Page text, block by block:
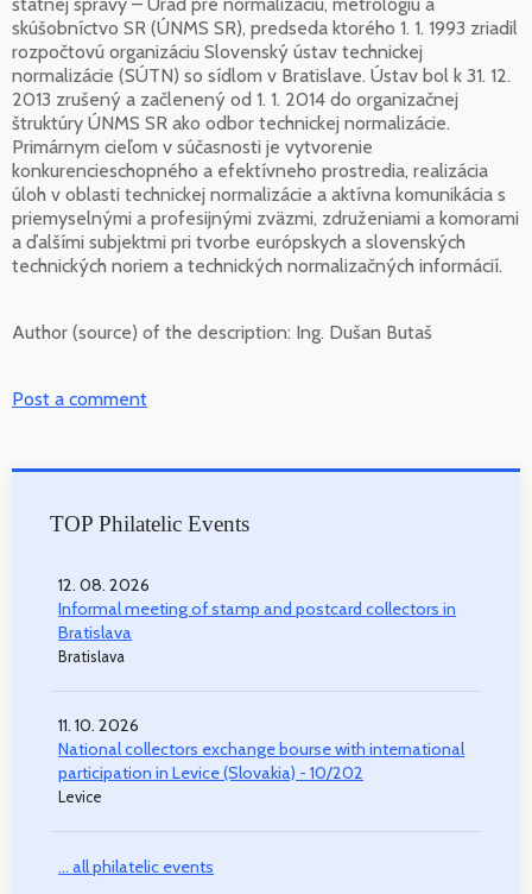
skúšobníctvo SR (ÚNMS SR), predseda ktorého 1. 1. 1993 zriadil
rozpočtovú organizáciu Slovenský ústav technickej
normalizácie (SÚTN) so sídlom v Bratislave. Ústav bol k 31. 12.
2013 zrušený a začlenený od 1. 1. 2014 do organizačnej
štruktúry ÚNMS SR ako odbor technickej normalizácie.
Primárnym cieľom v súčasnosti je vytvorenie
konkurencieschopného a efektívneho prostredia, realizácia
úloh v oblasti technickej normalizácie a aktívna komunikácia s
priemyselnými a profesijnými zväzmi, združeniami a komorami
a ďalšími subjektmi pri tvorbe európskych a slovenských
technických noriem a technických normalizačných informácií.
Author (source) of the description: Ing. Dušan Butaš
Post a comment
TOP Philatelic Events
12. 08. 2026
Informal meeting of stamp and postcard collectors in
Bratislava
Bratislava
11. 10. 2026
National collectors exchange bourse with international
participation in Levice (Slovakia) - 10/202
Levice
... all philatelic events